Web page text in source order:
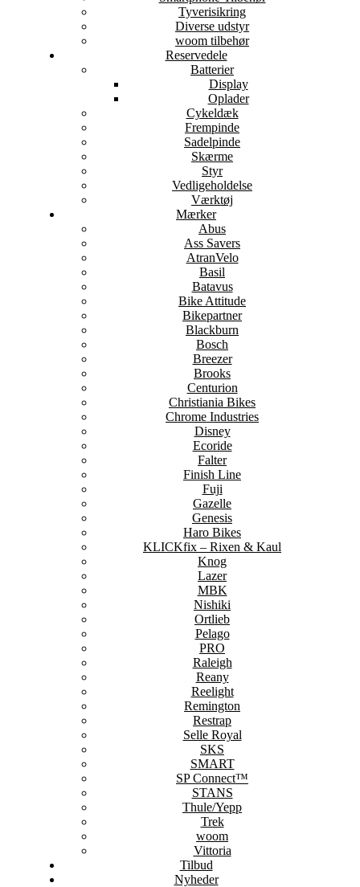
Tyverisikring
Diverse udstyr
woom tilbehør
Reservedele
Batterier
Display
Oplader
Cykeldæk
Frempinde
Sadelpinde
Skærme
Styr
Vedligeholdelse
Værktøj
Mærker
Abus
Ass Savers
AtranVelo
Basil
Batavus
Bike Attitude
Bikepartner
Blackburn
Bosch
Breezer
Brooks
Centurion
Christiania Bikes
Chrome Industries
Disney
Ecoride
Falter
Finish Line
Fuji
Gazelle
Genesis
Haro Bikes
KLICKfix – Rixen & Kaul
Knog
Lazer
MBK
Nishiki
Ortlieb
Pelago
PRO
Raleigh
Reany
Reelight
Remington
Restrap
Selle Royal
SKS
SMART
SP Connect™
STANS
Thule/Yepp
Trek
woom
Vittoria
Tilbud
Nyheder